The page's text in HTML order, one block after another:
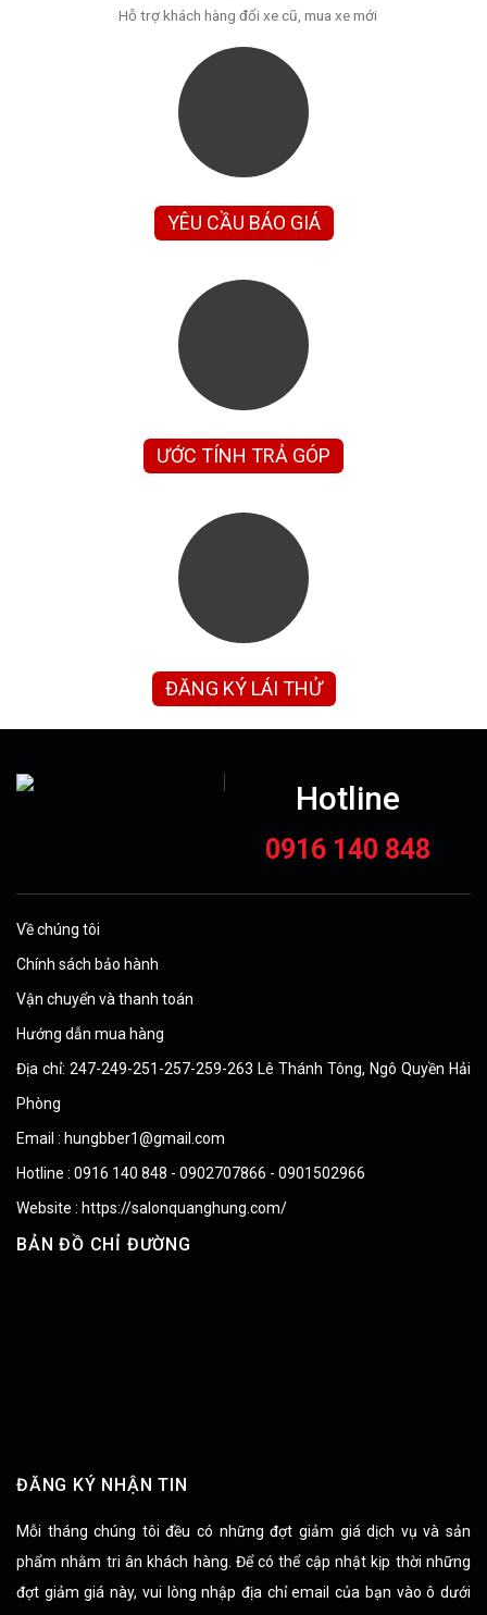
Hỗ trợ khách hàng đổi xe cũ, mua xe mới
YÊU CẦU BÁO GIÁ
ƯỚC TÍNH TRẢ GÓP
ĐĂNG KÝ LÁI THỬ
Hotline
0916 140 848
Về chúng tôi
Chính sách bảo hành
Vận chuyển và thanh toán
Hướng dẫn mua hàng
Địa chỉ: 247-249-251-257-259-263 Lê Thánh Tông, Ngô Quyền Hải
Phòng
Email : hungbber1@gmail.com
Hotline : 0916 140 848 - 0902707866 - 0901502966
Website : https://salonquanghung.com/
BẢN ĐỒ CHỈ ĐƯỜNG
ĐĂNG KÝ NHẬN TIN
Mỗi tháng chúng tôi đều có những đợt giảm giá dịch vụ và sản
phẩm nhằm tri ân khách hàng. Để có thể cập nhật kịp thời những
đợt giảm giá này, vui lòng nhập địa chỉ email của bạn vào ô dưới